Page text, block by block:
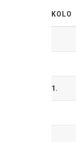
KOLO
1.